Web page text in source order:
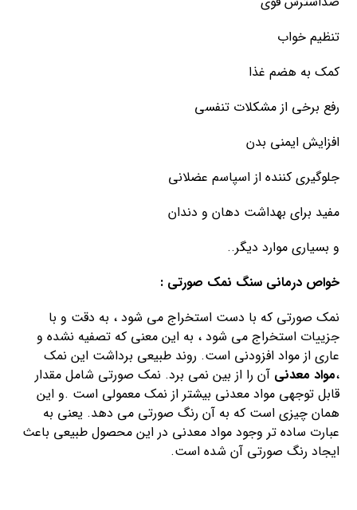
تنظیم خواب
کمک به هضم غذا
رفع برخی از مشکلات تنفسی
افزایش ایمنی بدن
جلوگیری کننده از اسپاسم عضلانی
مفید برای بهداشت دهان و دندان
و بسیاری موارد دیگر..
خواص درمانی سنگ نمک صورتی :
نمک صورتی که با دست استخراج می شود ، به دقت و با
جزییات استخراج می شود ، به این معنی که تصفیه نشده و
عاری از مواد افزودنی است. روند طبیعی برداشت این نمک
،مواد معدنی آن را از بین نمی برد. نمک صورتی شامل مقدار
قابل توجهی مواد معدنی بیشتر از نمک معمولی است .و این
همان چیزی است که به آن رنگ صورتی می دهد. یعنی به
عبارت ساده تر وجود مواد معدنی در این محصول طبیعی باعث
ایجاد رنگ صورتی آن شده است.